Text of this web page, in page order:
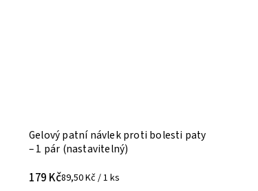
Gelový patní návlek proti bolesti paty
– 1 pár (nastavitelný)
179 Kč89,50 Kč / 1 ks